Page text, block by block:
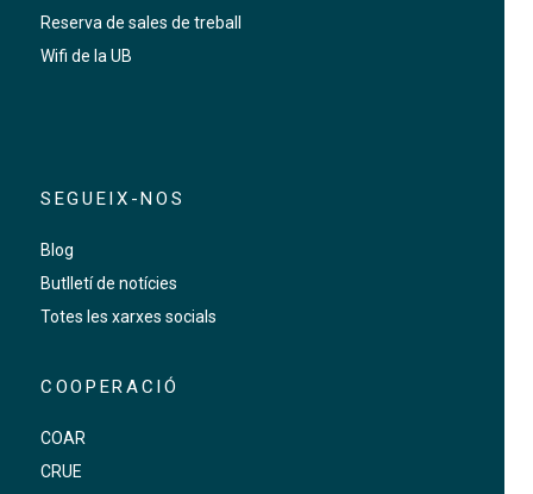
Reserva de sales de treball
Wifi de la UB
SEGUEIX-NOS
Blog
Butlletí de notícies
Totes les xarxes socials
COOPERACIÓ
COAR
CRUE